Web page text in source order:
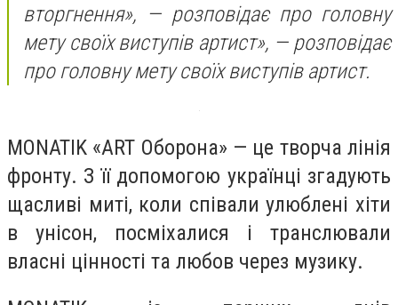
вторгнення», — розповідає про головну
мету своїх виступів артист», — розповідає
про головну мету своїх виступів артист.
MONATIK «ART Оборона» — це творча лінія
фронту. З її допомогою українці згадують
щасливі миті, коли співали улюблені хіти
в унісон, посміхалися і транслювали
власні цінності та любов через музику.